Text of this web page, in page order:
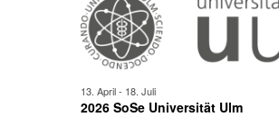
2026 SoSe Universität Ulm
13. April- 18. Juli